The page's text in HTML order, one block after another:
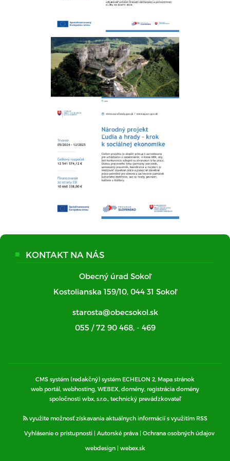
KONTAKT NA NÁS
Obecný úrad Sokoľ
Kostolianska 159/10, 044 31 Sokoľ
starosta@obecsokol.sk
055 / 72 90 468, - 469
CMS systém (redakčný) systém ECHELON 2, Mapa stránok
web portál, webhosting, WEBEX, domény, registrácia domény
spoločnosti wbx, s.r.o., technický prevádzkovateľ
využite možnosť získavania aktuálnych informácií s využitím RSS
Vyhlásenie o prístupnosti | Autorské práva | Ochrana osobných údajov
webdesign| webex.sk